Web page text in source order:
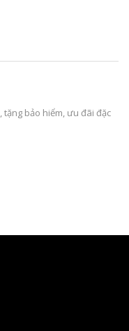
,tặng bảo hiểm, ưu đãi đặc